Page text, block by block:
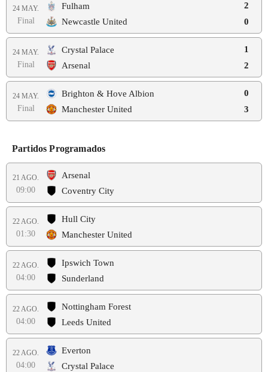
24 MAY.
Final
Fulham
Newcastle United
2
0
24 MAY.
Final
Crystal Palace
Arsenal
1
2
24 MAY.
Final
Brighton & Hove Albion
Manchester United
0
3
Partidos Programados
21 AGO.
09:00
Arsenal
Coventry City
22 AGO.
01:30
Hull City
Manchester United
22 AGO.
04:00
Ipswich Town
Sunderland
22 AGO.
04:00
Nottingham Forest
Leeds United
22 AGO.
04:00
Everton
Crystal Palace